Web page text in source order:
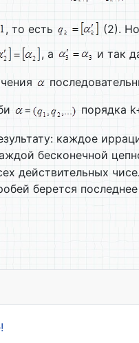
, то есть (2).
, а и так
= порядка
каждое
бесконечной
действительных
берется последнее